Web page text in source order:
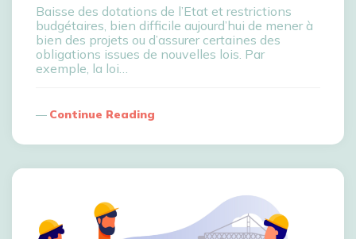
Baisse des dotations de l’Etat et restrictions
budgétaires, bien difficile aujourd’hui de mener à
bien des projets ou d’assurer certaines des
obligations issues de nouvelles lois. Par
exemple, la loi…
Continue Reading